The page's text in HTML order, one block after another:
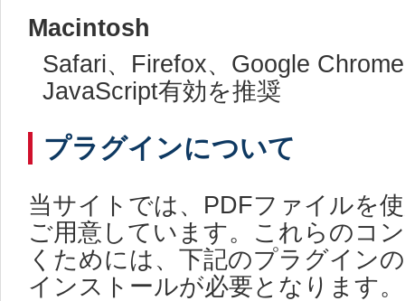
Macintosh
Safari、Firefox、Google
JavaScript有効を推奨
プラグインについて
当サイトでは、PDFファイルを
ご用意しています。これらのコ
くためには、下記のプラグイン
インストールが必要となります。